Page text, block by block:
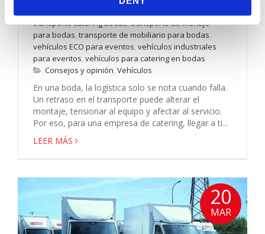
transporte catering bodas,transporte de menaje
para bodas, transporte de mobiliario para bodas,
vehículos ECO para eventos, vehículos industriales
para eventos, vehículos para catering en bodas
Consejos y opinión, Vehículos
En una boda, la logística solo se nota cuando falla.
Un retraso en el transporte puede alterar el
montaje, tensionar al equipo y afectar al servicio.
Por eso, para una empresa de catering, llegar a ti...
LEER MÁS
20
MAR